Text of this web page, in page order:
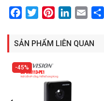
FacebookTwitterPinterestLinkedIn
Email
SẢN PHẨM LIÊN QUAN
45%